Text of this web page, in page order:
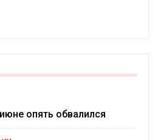
опять обвалился